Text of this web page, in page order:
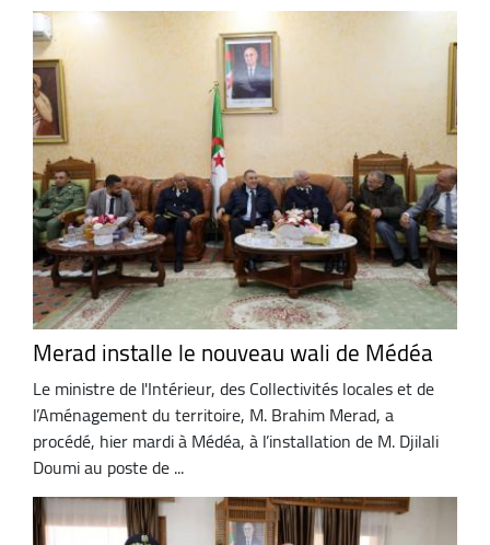
Merad installe le nouveau wali de Médéa
Le ministre de l'Intérieur, des Collectivités locales et de
l’Aménagement du territoire, M. Brahim Merad, a
procédé, hier mardi à Médéa, à l’installation de M. Djilali
Doumi au poste de ...